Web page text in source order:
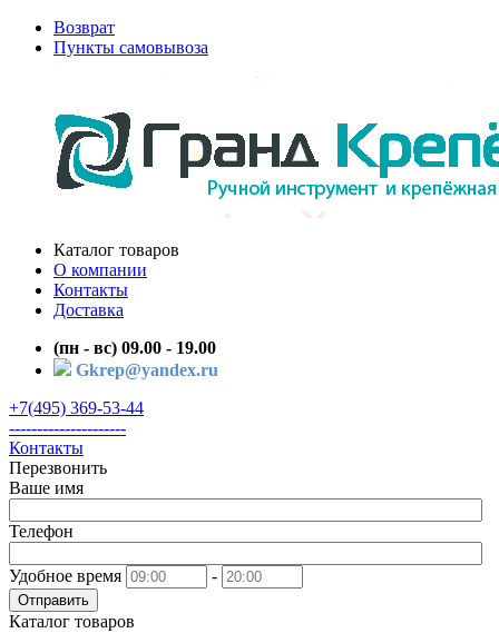
Возврат
Пункты самовывоза
Каталог товаров
О компании
Контакты
Доставка
(пн - вс) 09.00 - 19.00
Gkrep@yandex.ru
+7(495) 369-53-44
---------------------
Контакты
Перезвонить
Ваше имя
Телефон
Удобное время -
Отправить
Каталог товаров